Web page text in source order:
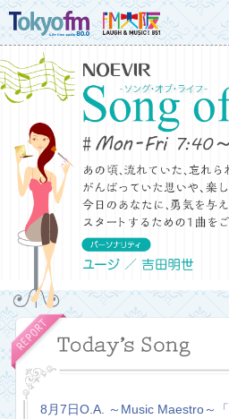
8月7日O.A. ～Music Maestro～